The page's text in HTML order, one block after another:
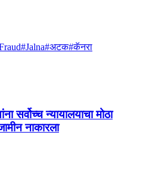
#Jalna#अटक#कॅनरा
सर्वोच्च न्यायालयाचा मोठा
नाकारला